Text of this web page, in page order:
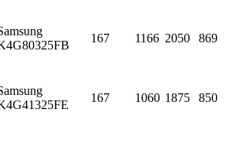
167 1166 2050 869
167 1060 1875 850